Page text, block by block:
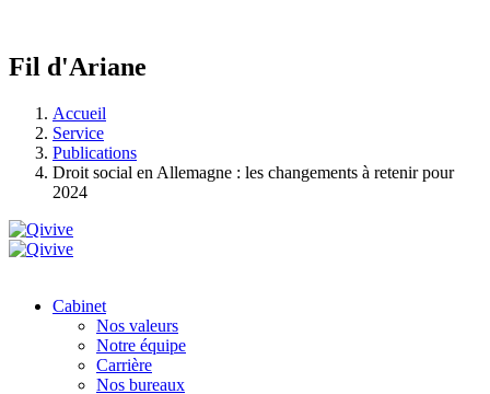
Fil d'Ariane
Accueil
Service
Publications
Droit social en Allemagne : les changements à retenir pour
2024
Cabinet
Nos valeurs
Notre équipe
Carrière
Nos bureaux